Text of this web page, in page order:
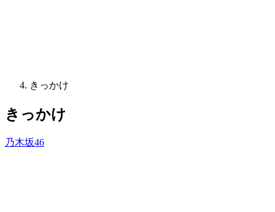
きっかけ
きっかけ
乃木坂46